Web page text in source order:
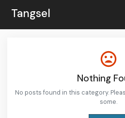
Tangsel
Nothing
No posts found in this category.
some.